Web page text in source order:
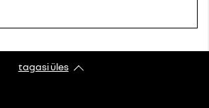
tagasi üles